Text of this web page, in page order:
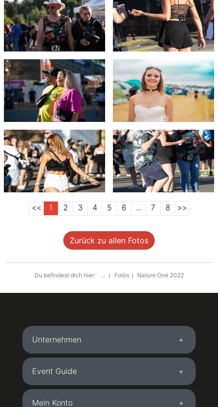
<< 1 2 3 4 5 6 ... 7 8 >>
Zurück zu allen Fotos
Du befindest dich hier: ... Fotos Nature One 2022
Unternehmen
Event Guide
Mein Konto